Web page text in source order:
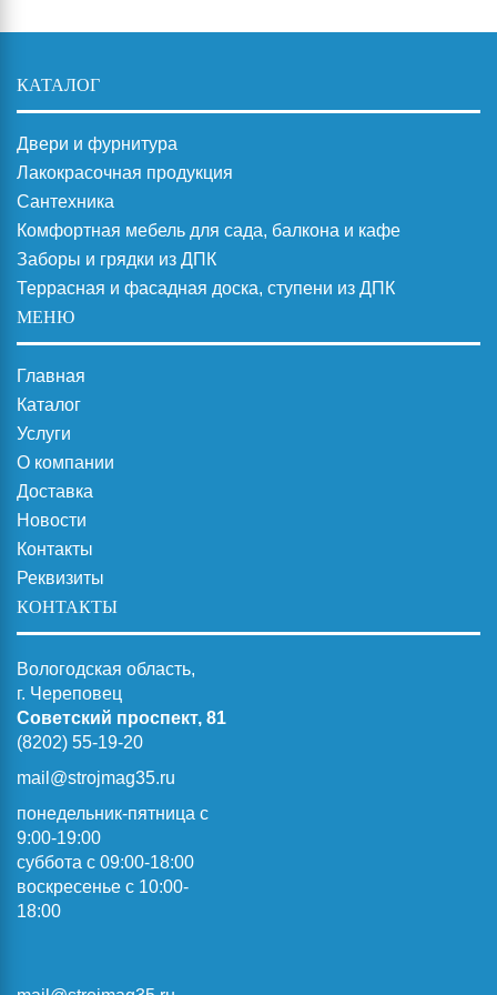
КАТАЛОГ
Двери и фурнитура
Лакокрасочная продукция
Сантехника
Комфортная мебель для сада, балкона и кафе
Заборы и грядки из ДПК
Террасная и фасадная доска, ступени из ДПК
МЕНЮ
Главная
Каталог
Услуги
О компании
Доставка
Новости
Контакты
Реквизиты
КОНТАКТЫ
Вологодская область,
г. Череповец
Советский проспект, 81
(8202) 55-19-20
mail@strojmag35.ru
понедельник-пятница с
9:00-19:00
суббота c 09:00-18:00
воскресенье с 10:00-
18:00